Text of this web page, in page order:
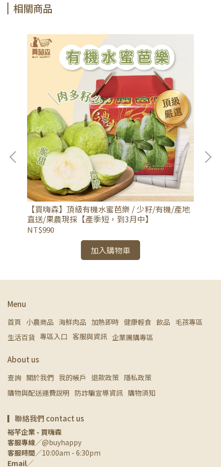
相關商品
【買嗨森】頂級有機水蜜芭樂 / 少籽/有機/產地
直送/果農現採【產季短，到3月中】
NT$990
加入購物車
Menu
首頁 小農商品 海鮮肉品 加熱即時 健康輕食 飲品 毛孩專區
生活百貨 專區入口 客服與資訊 企業團購專區
About us
查詢 關於我們 我的帳戶 退款政策 隱私政策
購物與配送運費說明 防詐騙宣導資訊 購物須知
▎聯絡我們 contact us
裕芊企業 - 買嗨森
客服專線╱@buyhappy
客服時間╱10:00am - 6:30pm
Email╱